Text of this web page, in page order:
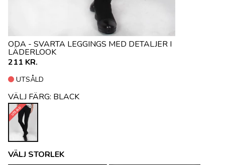
ODA - SVARTA LEGGINGS MED DETALJER I
LÄDERLOOK
VÄLJ STORLEK
UTSÅLD
211 KR.
VÄLJ FÄRG: BLACK
UTSÅLD